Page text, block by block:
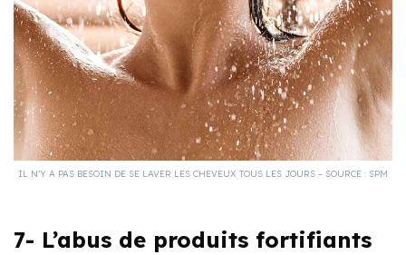
IL N’Y A PAS BESOIN DE SE LAVER LES CHEVEUX TOUS LES JOURS – SOURCE : SPM
7- L’abus de produits fortifiants